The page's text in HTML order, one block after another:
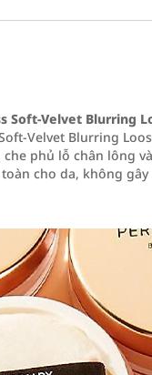
Soft-Velvet Blurring
Velvet Blurring
phủ lỗ chân lông
cho da, không